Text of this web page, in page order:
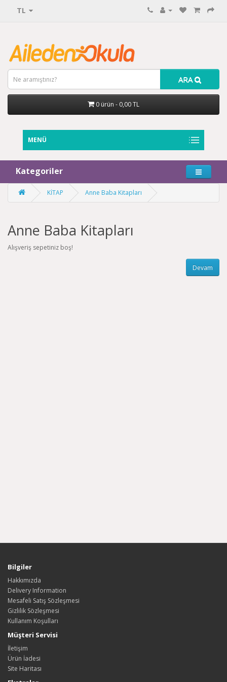
TL
ARA
0 ürün - 0,00 TL
MENÜ
Kategoriler
KİTAP Anne Baba Kitapları
Anne Baba Kitapları
Alışveriş sepetiniz boş!
Devam
Bilgiler
Hakkımızda
Delivery Information
Mesafeli Satış Sözleşmesi
Gizlilik Sözleşmesi
Kullanım Koşulları
Müşteri Servisi
İletişim
Ürün İadesi
Site Haritası